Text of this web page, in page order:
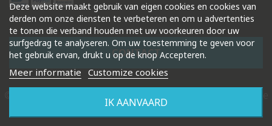
Deze website maakt gebruik van eigen cookies en cookies van
derden om onze diensten te verbeteren en om u advertenties
te tonen die verband houden met uw voorkeuren door uw
surfgedrag te analyseren. Om uw toestemming te geven voor
het gebruik ervan, drukt u op de knop Accepteren.
Meer informatie Customize cookies
IK AANVAARD
CONTACT
site internet Produweb™